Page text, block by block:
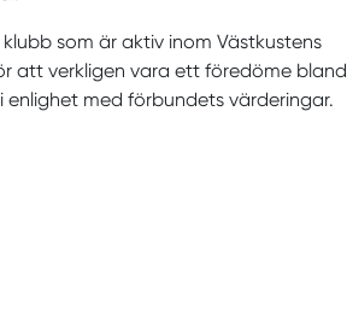
klubb som är aktiv inom Västkustens
att verkligen vara ett föredöme bland
enlighet med förbundets värderingar.